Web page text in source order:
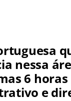
nessa
6
e